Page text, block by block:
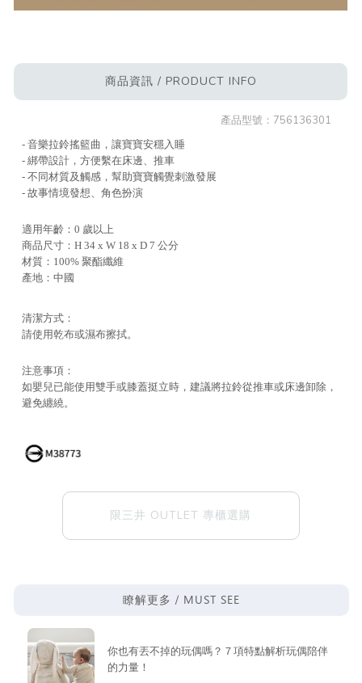
商品資訊 / PRODUCT INFO
產品型號： 756136301
- 音樂拉鈴搖籃曲，讓寶寶安穩入睡
- 綁帶設計，方便繫在床邊、推車
- 不同材質及觸感，幫助寶寶觸覺刺激發展
- 故事情境發想、角色扮演
適用年齡：0 歲以上
商品尺寸：H 34 x W 18 x D 7 公分
材質：100% 聚酯纖維
產地：中國
清潔方式：
請使用乾布或濕布擦拭。
注意事項：
如嬰兒已能使用雙手或膝蓋挺立時，建議將拉鈴從推車或床邊卸除，
避免纏繞。
限三井 OUTLET 專櫃選購
瞭解更多 / MUST SEE
你也有丟不掉的玩偶嗎？７項特點解析玩偶陪伴
的力量！